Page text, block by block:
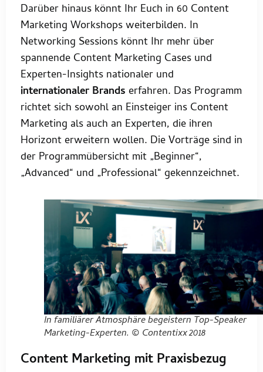
Darüber hinaus könnt Ihr Euch in 60 Content
Marketing Workshops weiterbilden. In
Networking Sessions könnt Ihr mehr über
spannende Content Marketing Cases und
Experten-Insights nationaler und
internationaler Brands erfahren. Das Programm
richtet sich sowohl an Einsteiger ins Content
Marketing als auch an Experten, die ihren
Horizont erweitern wollen. Die Vorträge sind in
der Programmübersicht mit „Beginner“,
„Advanced“ und „Professional“ gekennzeichnet.
In familiärer Atmosphäre begeistern Top-Speaker
Marketing-Experten. © Contentixx 2018
Content Marketing mit Praxisbezug